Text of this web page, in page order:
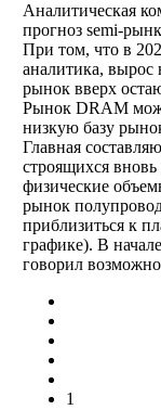
Аналитическая
прогноз semi-
При том, что в
аналитика,
рынок вверх
Рынок DRAM
низкую базу
Главная
строящихся вновь
физические
рынок
приблизиться к
графике). В
говорил
1